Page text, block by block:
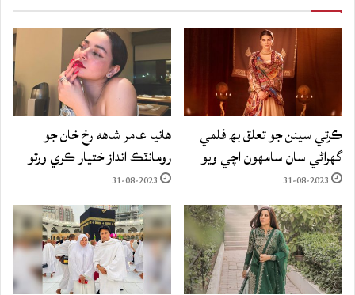
ڪرتي سينن جو تعلق بھ فلمي
گهراڻي سان سامهون اچي ويو
31-08-2023
هانيا عامر شاهه رخ خان جو
رومانٽڪ انداز ختيار ڪري ورتو
31-08-2023